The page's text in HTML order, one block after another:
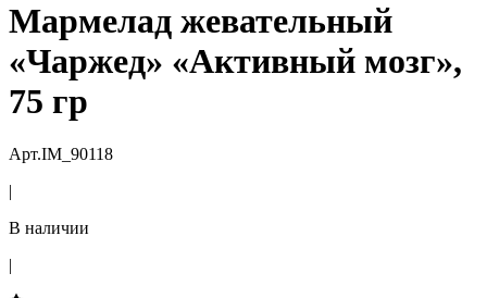
Мармелад жевательный
«Чаржед» «Активный мозг»,
75 гр
Арт.IM_90118
|
В наличии
|